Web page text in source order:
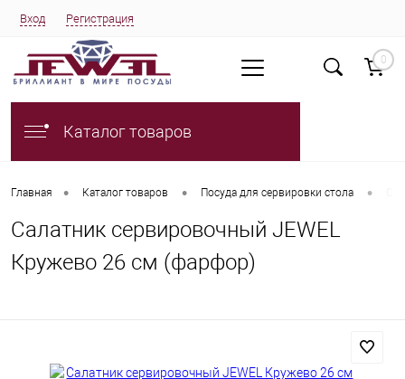
Вход Регистрация
0
Каталог товаров
Главная • Каталог товаров • Посуда для сервировки стола •
Салатник сервировочный JEWEL
Кружево 26 см (фарфор)